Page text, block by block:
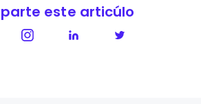
este articúlo